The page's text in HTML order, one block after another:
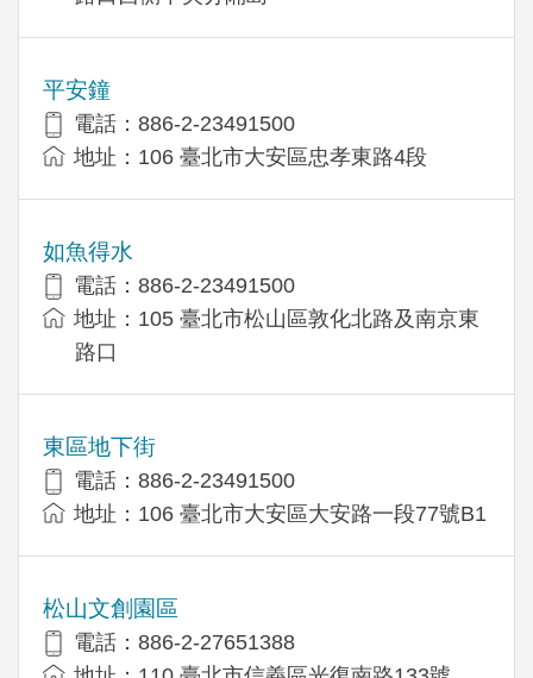
平安鐘
電話：886-2-23491500
地址：106 臺北市大安區忠孝東路4段
如魚得水
電話：886-2-23491500
地址：105 臺北市松山區敦化北路及南京東
路口
東區地下街
電話：886-2-23491500
地址：106 臺北市大安區大安路一段77號B1
松山文創園區
電話：886-2-27651388